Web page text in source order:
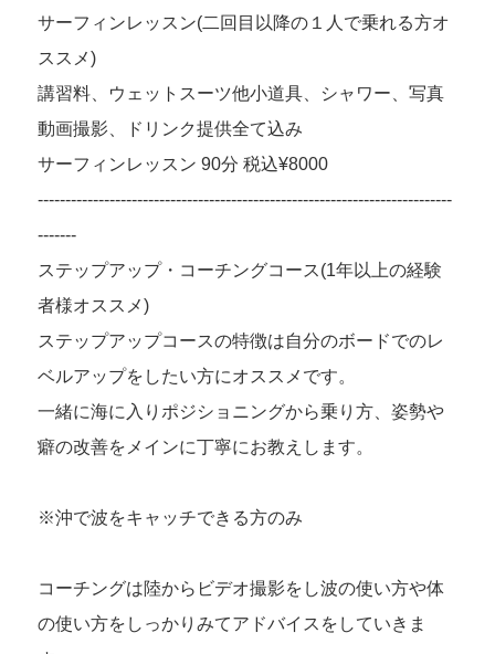
サーフィンレッスン(二回目以降の１人で乗れる方オ
ススメ)
講習料、ウェットスーツ他小道具、シャワー、写真
動画撮影、ドリンク提供全て込み
サーフィンレッスン 90分 税込¥8000
---------------------------------------------------------------------------
-------
ステップアップ・コーチングコース(1年以上の経験
者様オススメ)
ステップアップコースの特徴は自分のボードでのレ
ベルアップをしたい方にオススメです。
一緒に海に入りポジショニングから乗り方、姿勢や
癖の改善をメインに丁寧にお教えします。
※沖で波をキャッチできる方のみ
コーチングは陸からビデオ撮影をし波の使い方や体
の使い方をしっかりみてアドバイスをしていきま